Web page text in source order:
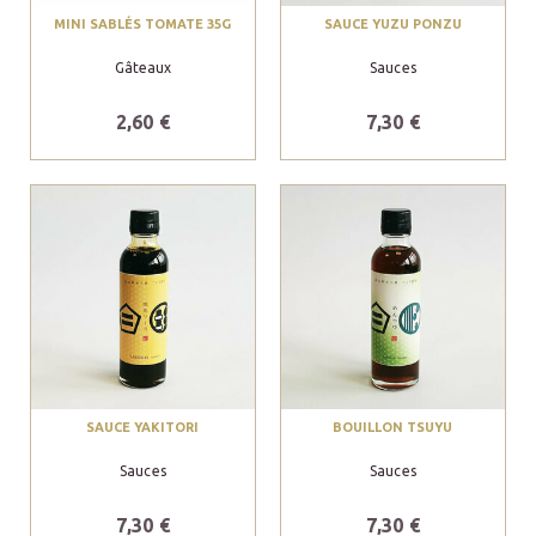
MINI SABLÉS TOMATE 35G
Gâteaux
2,60 €
SAUCE YUZU PONZU
Sauces
7,30 €
SAUCE YAKITORI
Sauces
7,30 €
BOUILLON TSUYU
Sauces
7,30 €